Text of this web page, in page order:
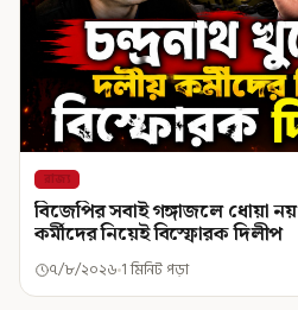
রাজ্য
বিজেপির সবাই গঙ্গাজলে ধোয়া
কর্মীদের নিয়েই বিস্ফোরক দিলীপ
৭/৮/২০২৬ 1 মিনিট পড়া